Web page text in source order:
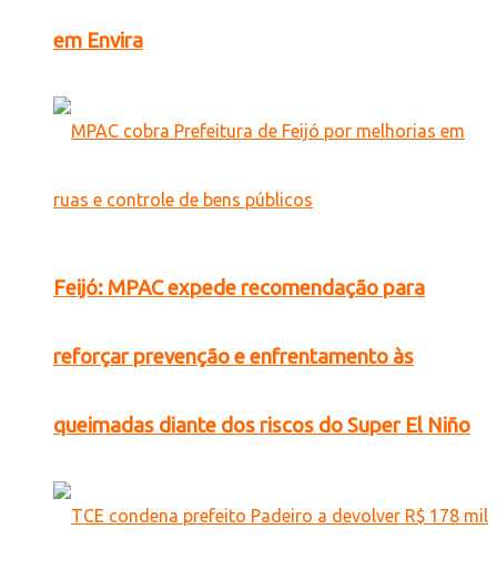
em Envira
Feijó: MPAC expede recomendação para
reforçar prevenção e enfrentamento às
queimadas diante dos riscos do Super El Niño